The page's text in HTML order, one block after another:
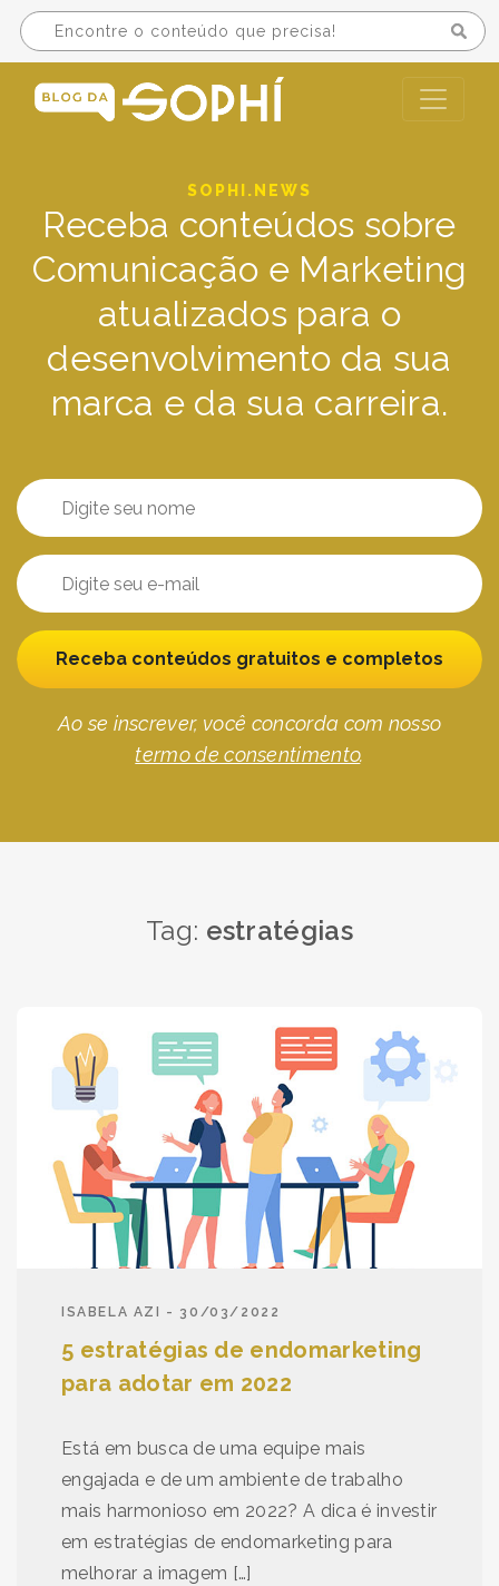
SOPHI.NEWS
Receba conteúdos sobre
Comunicação e Marketing
atualizados para o
desenvolvimento da sua
marca e da sua carreira.
Receba conteúdos gratuitos e completos
Ao se inscrever, você concorda com nosso
termo de consentimento.
Tag: estratégias
ISABELA AZI - 30/03/2022
5 estratégias de endomarketing
para adotar em 2022
Está em busca de uma equipe mais
engajada e de um ambiente de trabalho
mais harmonioso em 2022? A dica é investir
em estratégias de endomarketing para
melhorar a imagem […]